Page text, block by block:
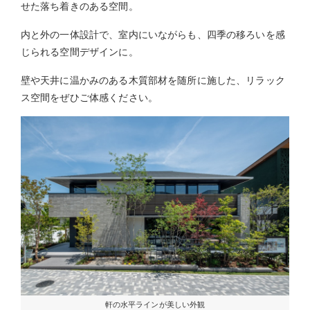
せた落ち着きのある空間。
内と外の一体設計で、室内にいながらも、四季の移ろいを感
じられる空間デザインに。
壁や天井に温かみのある木質部材を随所に施した、リラック
ス空間をぜひご体感ください。
軒の水平ラインが美しい外観